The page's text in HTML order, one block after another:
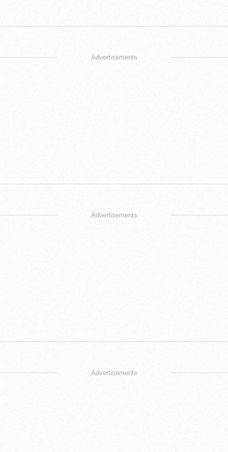
Advertisements
Advertisements
Advertisements